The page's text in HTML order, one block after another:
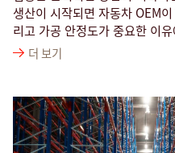
생산이 시작되면 자동차 OEM
리고 가공 안정도가 중요한 이
더 보기